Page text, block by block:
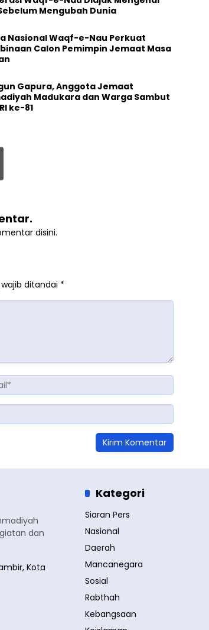
Mengubah Dunia
Nasional Waqf-e-Nau Perkuat
Calon Pemimpin Jemaat Masa
Gapura, Anggota Jemaat
Madukara dan Warga Sambut
ke-81
disini.
ditandai *
dan
Kota
Kategori
Siaran Pers
Nasional
Daerah
Mancanegara
Sosial
Rabthah
Kebangsaan